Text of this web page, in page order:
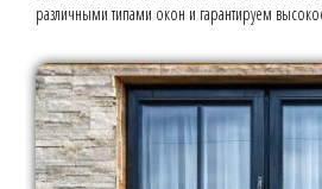
различными типами окон и гарантируем